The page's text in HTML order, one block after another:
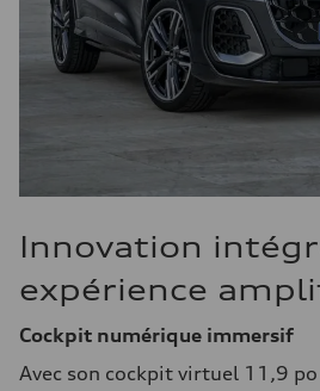
Innovation
expérience
Cockpit numérique immersif
Avec son cockpit virtuel 11,9